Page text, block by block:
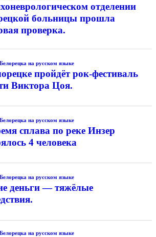
отделении
больницы прошла
проверка.
на русском языке
пройдёт рок-фестиваль
Виктора Цоя.
на русском языке
сплава по реке Инзер
4 человека
на русском языке
деньги — тяжёлые
на русском языке